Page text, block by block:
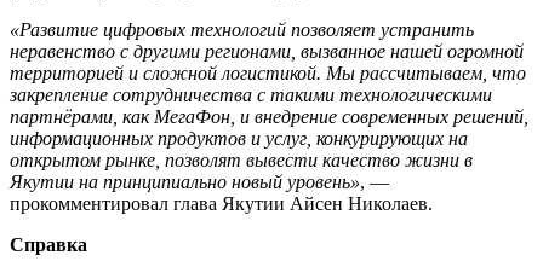
«Развитие цифровых технологий позволяет устранить
неравенство с другими регионами, вызванное нашей огромной
территорией и сложной логистикой. Мы рассчитываем, что
закрепление сотрудничества с такими технологическими
партнёрами, как МегаФон, и внедрение современных решений,
информационных продуктов и услуг, конкурирующих на
открытом рынке, позволят вывести качество жизни в
Якутии на принципиально новый уровень», —
прокомментировал глава Якутии Айсен Николаев.
Справка